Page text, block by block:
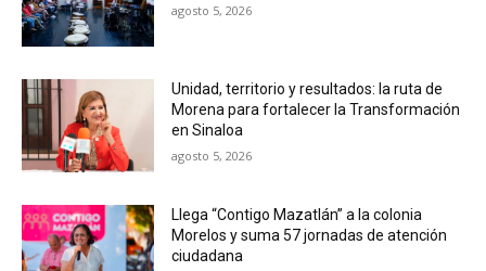
agosto 5, 2026
Unidad, territorio y resultados: la ruta de
Morena para fortalecer la Transformación
en Sinaloa
agosto 5, 2026
Llega “Contigo Mazatlán” a la colonia
Morelos y suma 57 jornadas de atención
ciudadana